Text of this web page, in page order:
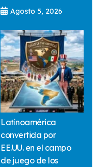
Agosto 5, 2026
Latinoamérica
convertida por
EE.UU. en el campo
de juego de los